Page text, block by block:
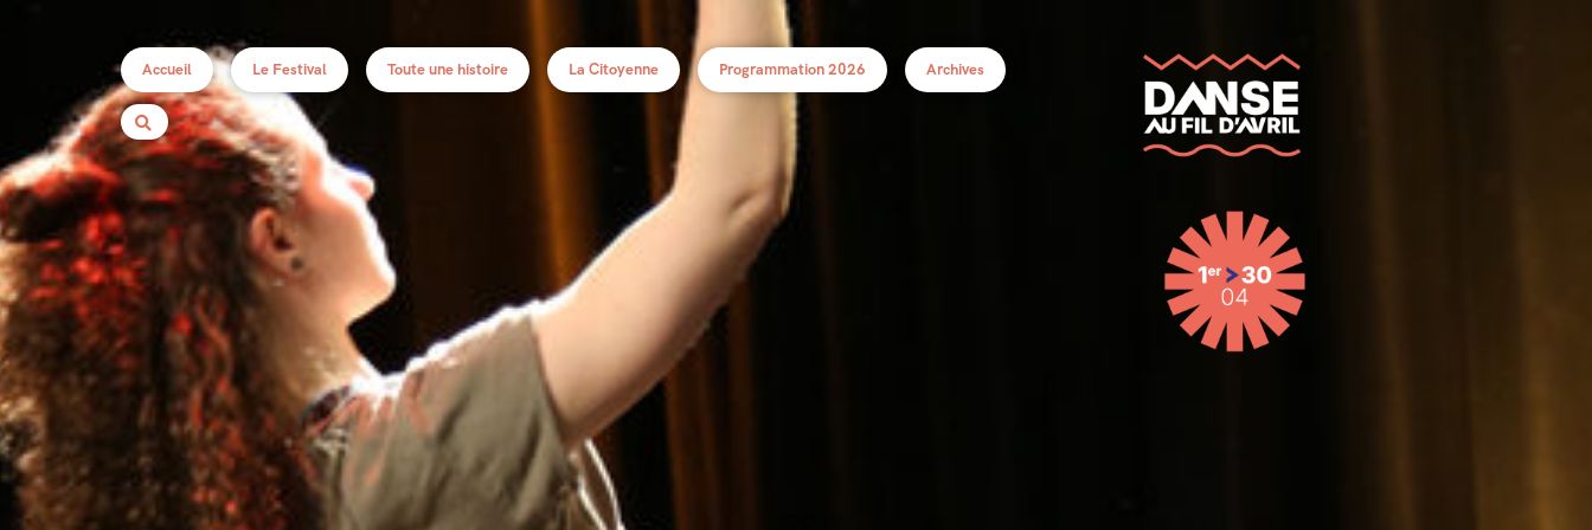
Accueil Le Festival Toute une histoire La Citoyenne Programmation 2026 Archives